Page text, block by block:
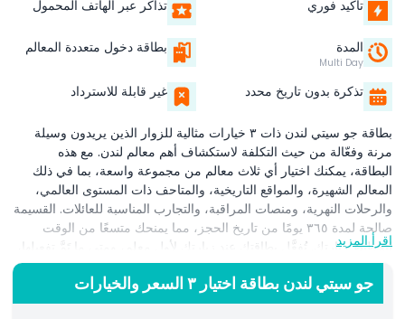
تأكيد فوري تذاكر عبر الهاتف المحمول
المدة
Multi Day
بطاقة دخول متعددة المعالم
تذكرة بدون تاريخ محدد غير قابلة للاسترداد
بطاقة جو سيتي لندن ذات ٣ خيارات مثالية للزوار الذين يريدون وسيلة
مرنة وفعّالة من حيث التكلفة لاستكشاف أهم معالم لندن. مع هذه
البطاقة، يمكنك اختيار أي ثلاث معالم من مجموعة واسعة، بما في ذلك
المعالم الشهيرة، والمواقع التاريخية، والمتاحف ذات المستوى العالمي،
والرحلات النهرية، ومنصات المراقبة، والتجارب المناسبة للعائلات. القسيمة
صالحة لمدة ٣٦٥ يومًا من تاريخ الحجز، مما يمنحك متسعًا من الوقت
لتخطيط زيارتك. تُفعَّل بطاقتك عند زيارتك لأول معلم، ومتى ما تَمَّ تفعيلها،
لديك ٣٠ يومًا لاستخدام الاختيارات المتبقية، مما يتيح لك استكشاف المدينة
وفقًا لوتيرتك الخاصة. تتضمن جميع رسوم الدخول في بطاقة رقمية واحدة
ومريحة، مما يلغي الحاجة لشراء تذاكر منفصلة ويساعدك على تعديل
اقرأ المزيد
جو سيتي لندن بطاقة اختيار ٣ السعر والخيارات